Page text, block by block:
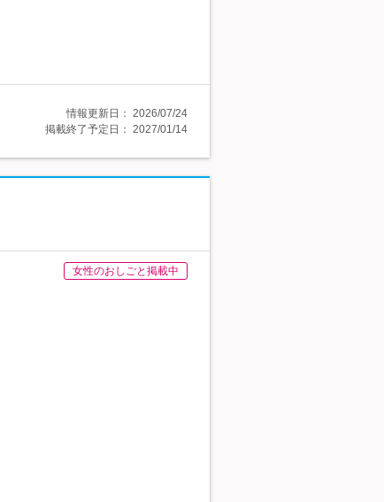
情報更新日： 2026/07/24
掲載終了予定日： 2027/01/14
女性のおしごと掲載中